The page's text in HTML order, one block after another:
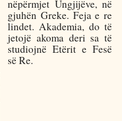
nëpërmjet Ungjijëve, në
gjuhën Greke. Feja e re
lindet. Akademia, do të
jetojë akoma deri sa të
studiojnë Etërit e Fesë
së Re.